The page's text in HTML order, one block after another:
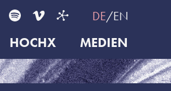
DE EN
HOCHX MEDIEN